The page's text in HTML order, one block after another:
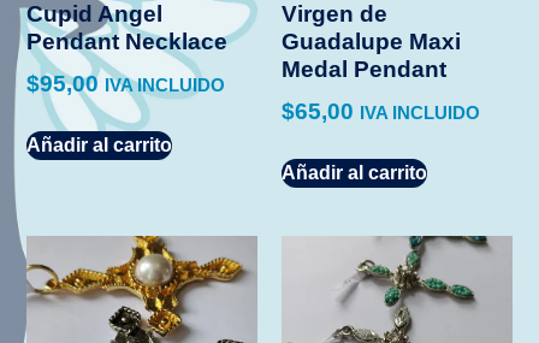
Cupid Angel
Pendant Necklace
$95,00 IVA INCLUIDO
Añadir al carrito
Virgen de
Guadalupe Maxi
Medal Pendant
$65,00 IVA INCLUIDO
Añadir al carrito